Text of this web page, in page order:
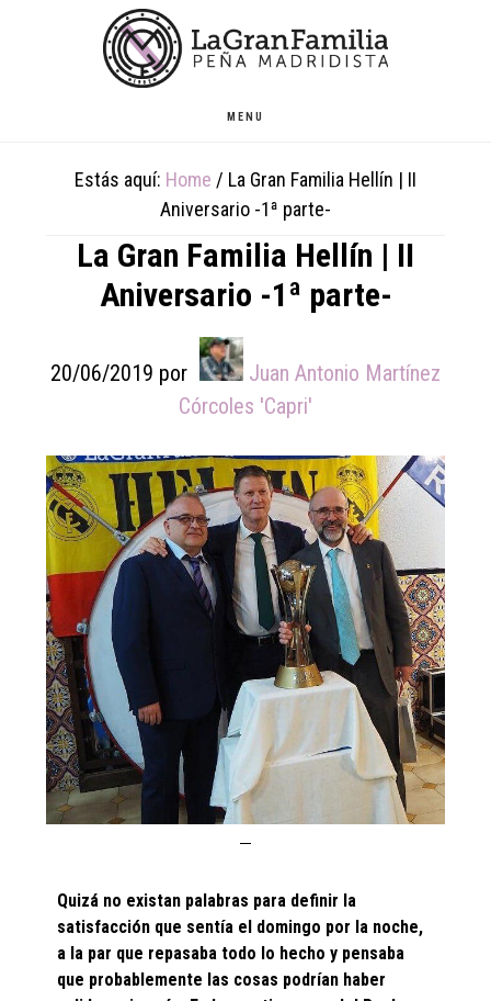
MENU
Estás aquí: Home / La Gran Familia Hellín | II
Aniversario -1ª parte-
La Gran Familia Hellín | II
Aniversario -1ª parte-
20/06/2019 por
Juan Antonio Martínez
Córcoles 'Capri'
Quizá no existan palabras para definir la
satisfacción que sentía el domingo por la noche,
a la par que repasaba todo lo hecho y pensaba
que probablemente las cosas podrían haber